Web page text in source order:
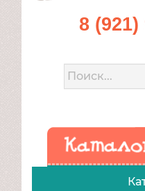
Доставка
Контакты
8 (921)